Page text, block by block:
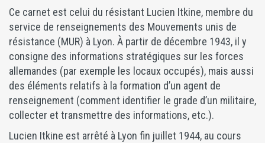
Ce carnet est celui du résistant Lucien Itkine, membre du
service de renseignements des Mouvements unis de
résistance (MUR) à Lyon. À partir de décembre 1943, il y
consigne des informations stratégiques sur les forces
allemandes (par exemple les locaux occupés), mais aussi
des éléments relatifs à la formation d’un agent de
renseignement (comment identifier le grade d’un militaire,
collecter et transmettre des informations, etc.).
Lucien Itkine est arrêté à Lyon fin juillet 1944, au cours